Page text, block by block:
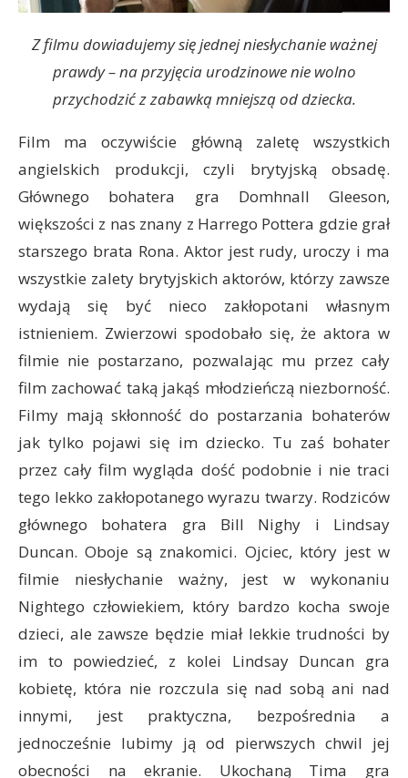
Z filmu dowiadujemy się jednej niesłychanie ważnej
prawdy – na przyjęcia urodzinowe nie wolno
przychodzić z zabawką mniejszą od dziecka.
Film ma oczywiście główną zaletę wszystkich
angielskich produkcji, czyli brytyjską obsadę.
Głównego bohatera gra Domhnall Gleeson,
większości z nas znany z Harrego Pottera gdzie grał
starszego brata Rona. Aktor jest rudy, uroczy i ma
wszystkie zalety brytyjskich aktorów, którzy zawsze
wydają się być nieco zakłopotani własnym
istnieniem. Zwierzowi spodobało się, że aktora w
filmie nie postarzano, pozwalając mu przez cały
film zachować taką jakąś młodzieńczą niezborność.
Filmy mają skłonność do postarzania bohaterów
jak tylko pojawi się im dziecko. Tu zaś bohater
przez cały film wygląda dość podobnie i nie traci
tego lekko zakłopotanego wyrazu twarzy. Rodziców
głównego bohatera gra Bill Nighy i Lindsay
Duncan. Oboje są znakomici. Ojciec, który jest w
filmie niesłychanie ważny, jest w wykonaniu
Nightego człowiekiem, który bardzo kocha swoje
dzieci, ale zawsze będzie miał lekkie trudności by
im to powiedzieć, z kolei Lindsay Duncan gra
kobietę, która nie rozczula się nad sobą ani nad
innymi, jest praktyczna, bezpośrednia a
jednocześnie lubimy ją od pierwszych chwil jej
obecności na ekranie. Ukochaną Tima gra